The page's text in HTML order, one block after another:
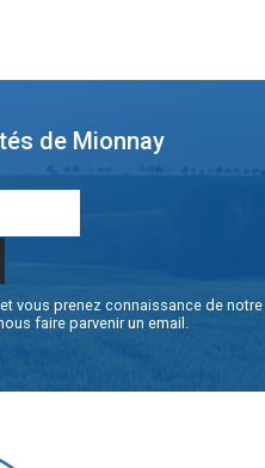
de Mionnay
vous prenez connaissance de notre
faire parvenir un email.